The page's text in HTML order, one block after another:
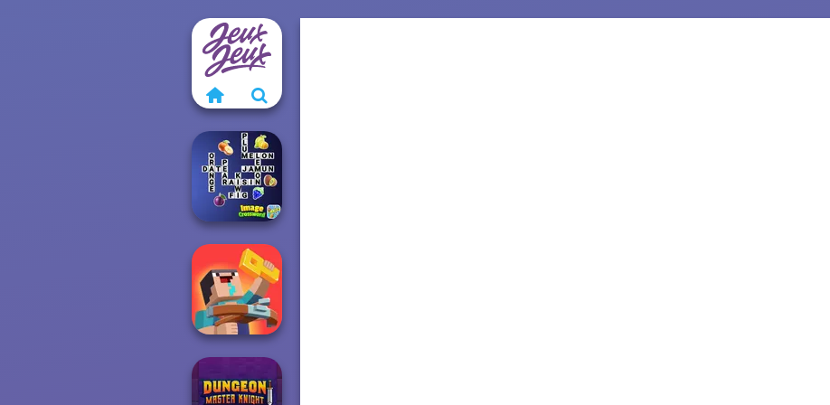
Image
Crossword
Noob: Zombie